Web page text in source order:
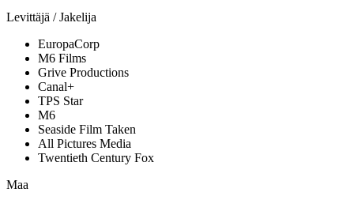
Levittäjä / Jakelija
EuropaCorp
M6 Films
Grive Productions
Canal+
TPS Star
M6
Seaside Film Taken
All Pictures Media
Twentieth Century Fox
Maa